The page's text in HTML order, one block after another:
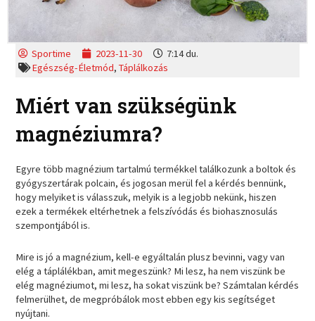
Sportime 2023-11-30
7:14 du.
Egészség-Életmód,Táplálkozás
Miért van szükségünk
magnéziumra?
Egyre több magnézium tartalmú termékkel találkozunk a boltok és
gyógyszertárak polcain, és jogosan merül fel a kérdés bennünk,
hogy melyiket is válasszuk, melyik is a legjobb nekünk, hiszen
ezek a termékek eltérhetnek a felszívódás és biohasznosulás
szempontjából is.
Mire is jó a magnézium, kell-e egyáltalán plusz bevinni, vagy van
elég a táplálékban, amit megeszünk? Mi lesz, ha nem viszünk be
elég magnéziumot, mi lesz, ha sokat viszünk be? Számtalan kérdés
felmerülhet, de megpróbálok most ebben egy kis segítséget
nyújtani.